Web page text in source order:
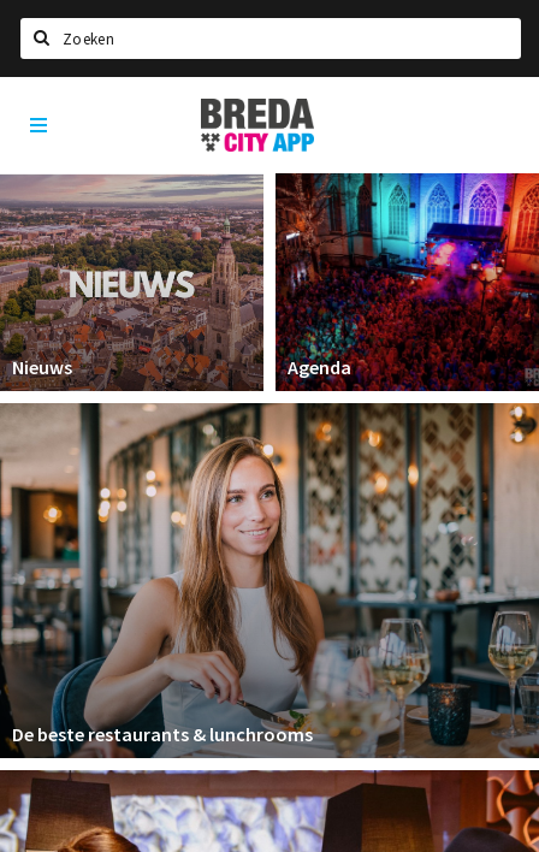
Home
Agenda
Deals
Party pics
Nieuws, interviews & blogs
Eten
Drinken
Slapen
Recreatief
Winkels
Winkelgebieden
Parkeren
Bezienswaardigheden
Musea, theaters & podia
Uitjes & activiteiten
Toeristische routes
Natuurgebieden
Breda
City
App
Nieuws Agenda
De beste restaurants & lunchrooms